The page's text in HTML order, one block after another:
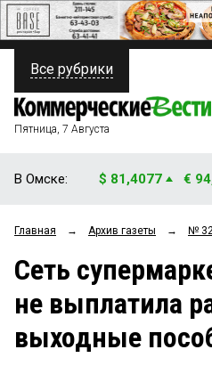
ПОЛИТИКА
ФИНАНСЫ
ОБЩЕСТВО
ЗАКОН
Все рубрики
Пятница, 7 Августа
В Омске: $ 81,4077 €
Главная → Архив газеты → № 32
Cеть
не выплатила
выходные